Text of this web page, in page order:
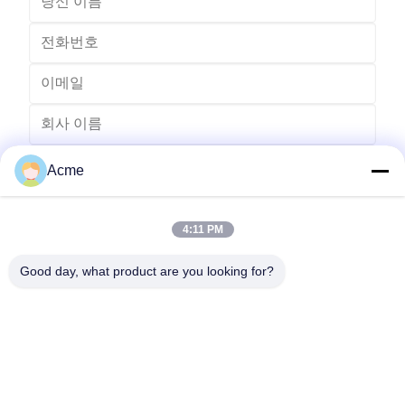
전송
Acme
4:11 PM
Good day, what product are you looking for?